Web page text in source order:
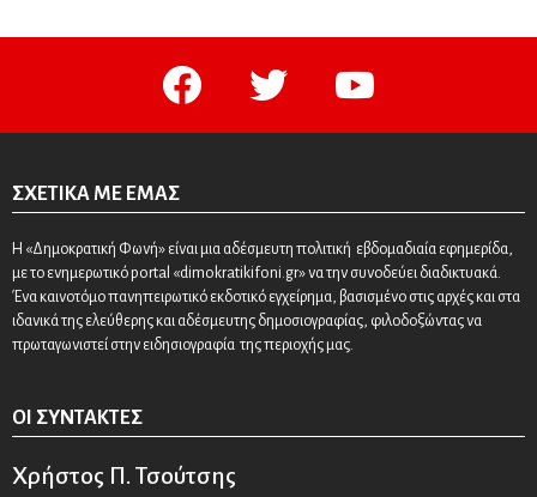
facebook twitter youtube
ΣΧΕΤΙΚΆ ΜΕ ΕΜΆΣ
Η «Δημοκρατική Φωνή» είναι μια αδέσμευτη πολιτική εβδομαδιαία εφημερίδα,
με το ενημερωτικό portal «dimokratikifoni.gr» να την συνοδεύει διαδικτυακά.
Ένα καινοτόμο πανηπειρωτικό εκδοτικό εγχείρημα, βασισμένο στις αρχές και στα
ιδανικά της ελεύθερης και αδέσμευτης δημοσιογραφίας, φιλοδοξώντας να
πρωταγωνιστεί στην ειδησιογραφία της περιοχής μας.
ΟΙ ΣΥΝΤΆΚΤΕΣ
Χρήστος Π. Τσούτσης